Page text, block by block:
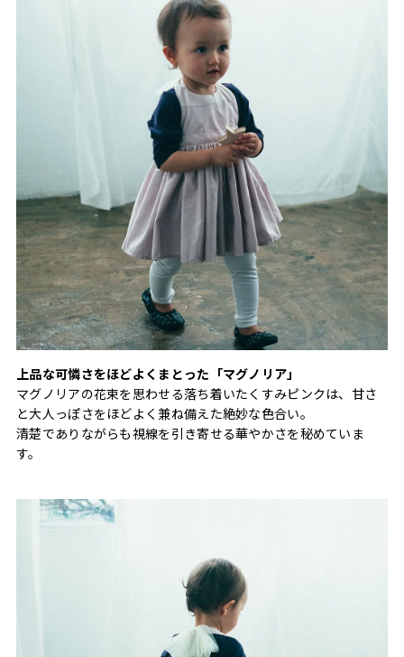
上品な可憐さをほどよくまとった「マグノリア」
マグノリアの花束を思わせる落ち着いたくすみピンクは、甘さ
と大人っぽさをほどよく兼ね備えた絶妙な色合い。
清楚でありながらも視線を引き寄せる華やかさを秘めていま
す。